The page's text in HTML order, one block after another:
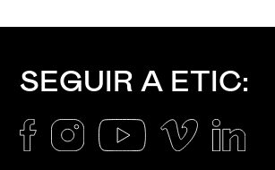
SEGUIR A ETIC: